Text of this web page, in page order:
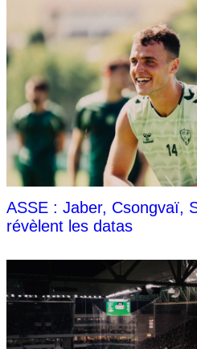
ASSE : Jaber, Csongvaï,
révèlent les datas